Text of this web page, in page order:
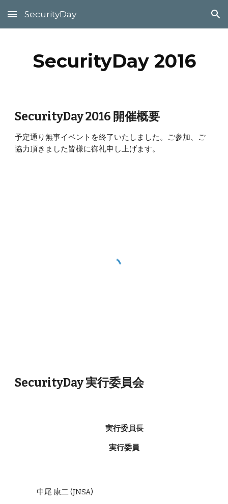
Skip to main content Skip to navigation
SecurityDay
SecurityDay 2016
SecurityDay 2016 開催概要
予定通り無事イベントを終了いたしました。ご参加、ご
協力頂きました皆様に御礼申し上げます。
SecurityDay 実行委員会
実行委員長
実行委員
中尾 康二 (JNSA)